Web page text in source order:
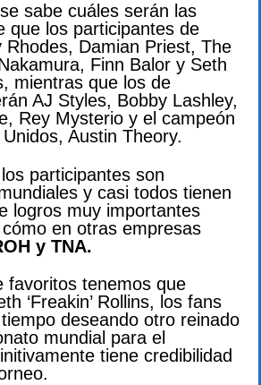
sabe cuáles serán las
que los participantes de
Rhodes, Damian Priest, The
Finn Balor y Seth
mientras que los de
AJ Styles, Bobby Lashley,
Rey Mysterio y el campeón
Austin Theory.
participantes son
y casi todos tienen
logros muy importantes
en otras empresas
y TNA.
favoritos tenemos que
‘Freakin’ Rollins, los fans
tiempo deseando otro reinado
mundial para el
tiene credibilidad